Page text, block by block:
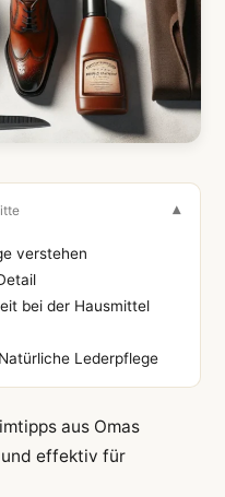
verstehen
bei der Hausmittel
Lederpflege
aus Omas
effektiv für